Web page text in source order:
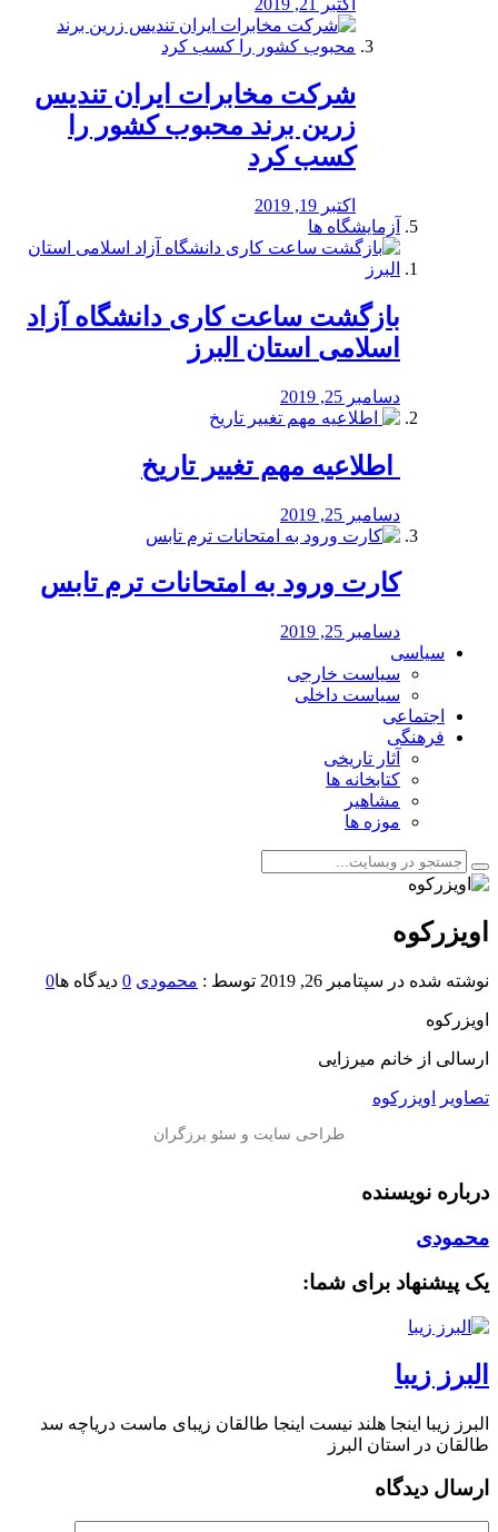
اکتبر 21, 2019
شرکت مخابرات ایران تندیس
زرین برند محبوب کشور را
کسب کرد
اکتبر 19, 2019
آزمایشگاه ها
بازگشت ساعت کاری دانشگاه آزاد
اسلامی استان البرز
دسامبر 25, 2019
️ اطلاعیه مهم تغییر تاریخ
دسامبر 25, 2019
کارت ورود به امتحانات ترم تابس
دسامبر 25, 2019
سیاسی
سیاست خارجی
سیاست داخلی
اجتماعی
فرهنگی
آثار تاریخی
کتابخانه ها
مشاهیر
موزه ها
اویزرکوه
نوشته شده در سپتامبر 26, 2019 توسط : محمودی 0 دیدگاه ها0
اویزرکوه
ارسالی از خانم میرزایی
تصاویر اویزرکوه
درباره نویسنده
محمودی
یک پیشنهاد برای شما:
البرز زیبا
البرز زیبا اینجا هلند نیست اینجا طالقان زیبای ماست دریاچه سد
طالقان در استان البرز
ارسال دیدگاه